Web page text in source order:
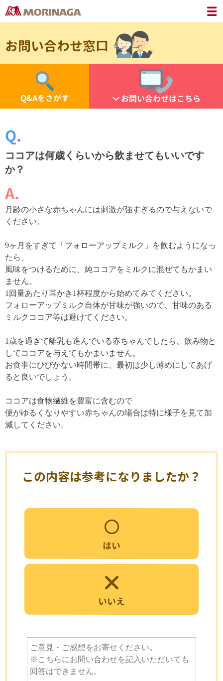
お問い合わせ窓口
Q&Aをさがす お問い合わせはこちら
ココアは何歳くらいから飲ませてもいいです
か？
月齢の小さな赤ちゃんには刺激が強すぎるので与えないで
ください。
9ヶ月をすぎて「フォローアップミルク」を飲むようになっ
たら、
風味をつけるために、純ココアをミルクに混ぜてもかまい
ません。
1回量あたり耳かき1杯程度から始めてみてください。
フォローアップミルク自体が甘味が強いので、甘味のある
ミルクココア等は避けてください。
1歳を過ぎて離乳も進んでいる赤ちゃんでしたら、飲み物と
してココアを与えてもかまいません。
お食事にひびかない時間帯に、最初は少し薄めにしてあげ
ると良いでしょう。
ココアは食物繊維を豊富に含むので
便がゆるくなりやすい赤ちゃんの場合は特に様子を見て加
減してください。
この内容は参考になりましたか？
はい
いいえ